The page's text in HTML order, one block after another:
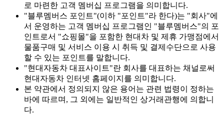
로 마련한 고객 멤버십 프로그램을 의미합니다.
"블루멤버스 포인트"(이하 "포인트"라 한다)는 "회사"에
서 운영하는 고객 멤버십 프로그램인 "블루멤버스"의 포
인트로서 "쇼핑몰"을 포함한 현대차 및 제휴 가맹점에서
물품구매 및 서비스 이용 시 취득 및 결제수단으로 사용
할 수 있는 포인트를 말합니다.
"현대자동차 대표사이트"란 회사를 대표하는 채널로써
현대자동차 인터넷 홈페이지를 의미합니다.
본 약관에서 정의되지 않은 용어는 관련 법령이 정하는
바에 따르며, 그 외에는 일반적인 상거래관행에 의합니
다.